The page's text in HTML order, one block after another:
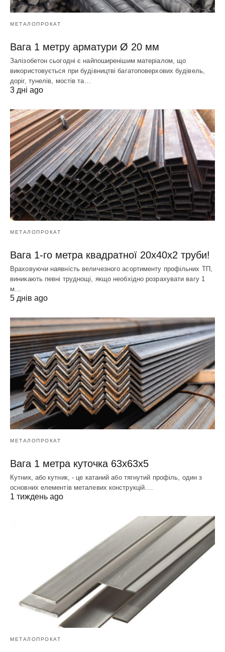
МЕТАЛОПРОКАТ
Вага 1 метру арматури Ø 20 мм
Залізобетон сьогодні є найпоширенішим матеріалом, що
використовується при будівництві багатоповерхових будівель,
доріг, тунелів, мостів та…
3 дні ago
МЕТАЛОПРОКАТ
Вага 1-го метра квадратної 20х40х2 труби!
Враховуючи наявність величезного асортименту профільних ТП,
виникають певні труднощі, якщо необхідно розрахувати вагу 1
м…
5 днів ago
МЕТАЛОПРОКАТ
Вага 1 метра куточка 63х63х5
Кутник, або кутник, - це катаний або тягнутий профіль, один з
основних елементів металевих конструкцій.…
1 тиждень ago
МЕТАЛОПРОКАТ